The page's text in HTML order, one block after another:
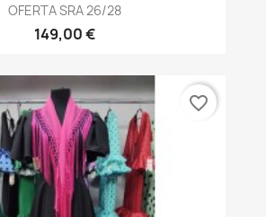
OFERTA SRA 26/28
149,00 €
favorite_border